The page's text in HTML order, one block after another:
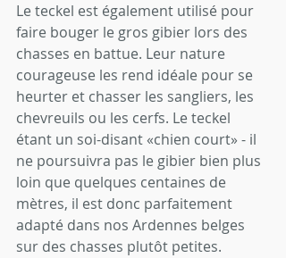
Le teckel est également utilisé pour
faire bouger le gros gibier lors des
chasses en battue. Leur nature
courageuse les rend idéale pour se
heurter et chasser les sangliers, les
chevreuils ou les cerfs. Le teckel
étant un soi-disant «chien court» - il
ne poursuivra pas le gibier bien plus
loin que quelques centaines de
mètres, il est donc parfaitement
adapté dans nos Ardennes belges
sur des chasses plutôt petites.